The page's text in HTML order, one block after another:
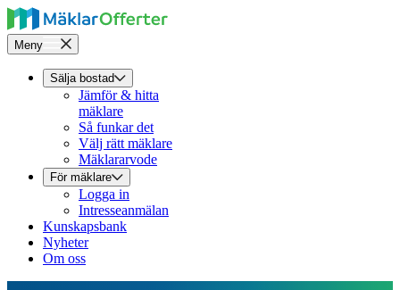
Meny
Sälja bostad
Jämför & hitta
mäklare
Så funkar det
Välj rätt mäklare
Mäklararvode
För mäklare
Logga in
Intresseanmälan
Kunskapsbank
Nyheter
Om oss